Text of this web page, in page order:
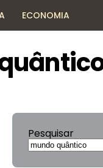
ECONOMIA
Pesquisar